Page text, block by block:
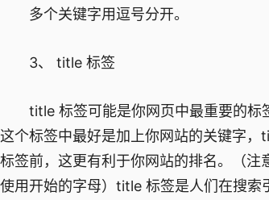
多个关键字用逗号分开。
3、 title 标签
title 标签可能是你网页中最重要的标
这个标签中最好是加上你网站的关键字
标签前，这更有利于你网站的排名。（
使用开始的字母）title 标签是人们在搜索